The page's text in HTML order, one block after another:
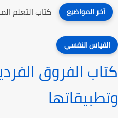
آخر المواضيع كتاب الذاكرة
القياس النفسي
كتاب الفروق
وتطبيقاتها